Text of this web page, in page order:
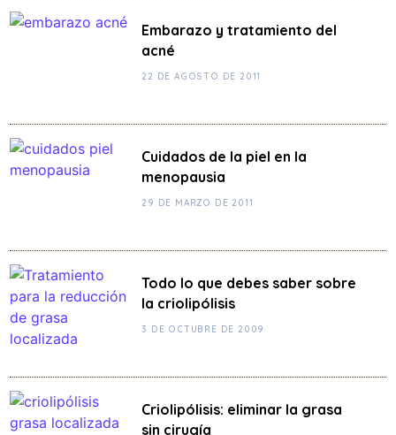
Embarazo y tratamiento del
acné
22 DE AGOSTO DE 2011
Cuidados de la piel en la
menopausia
29 DE MARZO DE 2011
Todo lo que debes saber sobre
la criolipólisis
3 DE OCTUBRE DE 2009
Criolipólisis: eliminar la grasa
sin cirugía